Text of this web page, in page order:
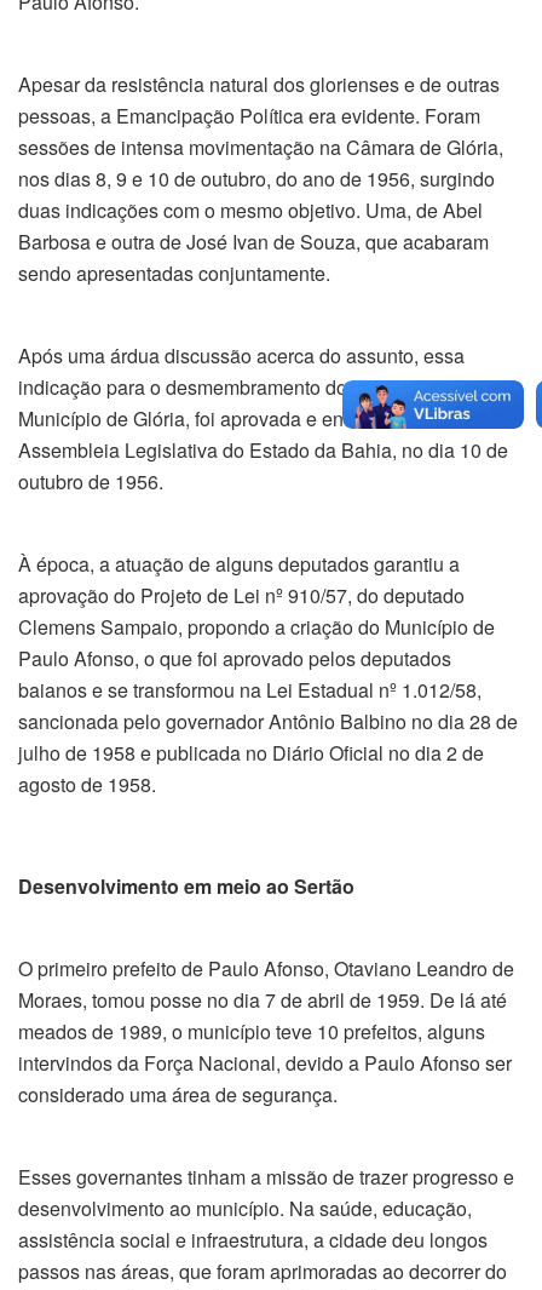
Apesar da resistência natural dos glorienses e de outras
pessoas, a Emancipação Política era evidente. Foram
sessões de intensa movimentação na Câmara de Glória,
nos dias 8, 9 e 10 de outubro, do ano de 1956, surgindo
duas indicações com o mesmo objetivo. Uma, de Abel
Barbosa e outra de José Ivan de Souza, que acabaram
sendo apresentadas conjuntamente.
Após uma árdua discussão acerca do assunto, essa
indicação para o desmembramento do Paulo Afonso do
Município de Glória, foi aprovada e encaminhada à
Assembleia Legislativa do Estado da Bahia, no dia 10 de
outubro de 1956.
À época, a atuação de alguns deputados garantiu a
aprovação do Projeto de Lei nº 910/57, do deputado
Clemens Sampaio, propondo a criação do Município de
Paulo Afonso, o que foi aprovado pelos deputados
baianos e se transformou na Lei Estadual nº 1.012/58,
sancionada pelo governador Antônio Balbino no dia 28 de
julho de 1958 e publicada no Diário Oficial no dia 2 de
agosto de 1958.
Desenvolvimento em meio ao Sertão
O primeiro prefeito de Paulo Afonso, Otaviano Leandro de
Moraes, tomou posse no dia 7 de abril de 1959. De lá até
meados de 1989, o município teve 10 prefeitos, alguns
intervindos da Força Nacional, devido a Paulo Afonso ser
considerado uma área de segurança.
Esses governantes tinham a missão de trazer progresso e
desenvolvimento ao município. Na saúde, educação,
assistência social e infraestrutura, a cidade deu longos
passos nas áreas, que foram aprimoradas ao decorrer do